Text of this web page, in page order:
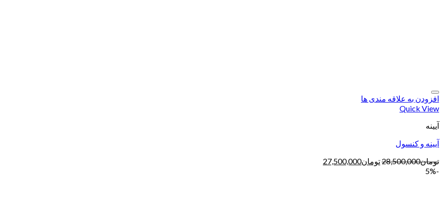
افزودن به علاقه مندی ها
Quick View
آیینه
آیینه و کنسول
تومان28,500,000تومان27,500,000
-5%